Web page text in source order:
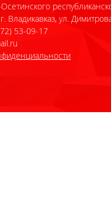
Владикавказ, ул.
53-09-17